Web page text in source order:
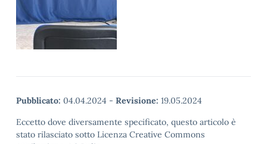
Pubblicato: 04.04.2024 - Revisione: 19.05.2024
Eccetto dove diversamente specificato, questo articolo è
stato rilasciato sotto Licenza Creative Commons